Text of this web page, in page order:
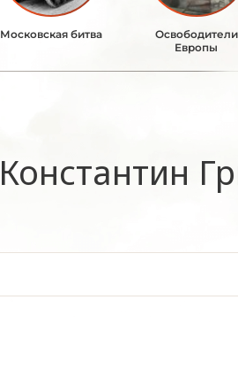
Московская битва
Освободители
Европы
Константин